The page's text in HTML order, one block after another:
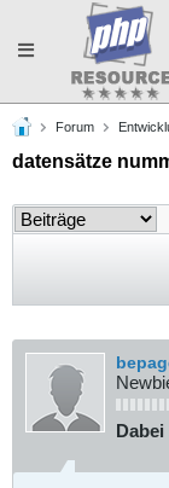
Toggle
navigation
Forum
datensätze